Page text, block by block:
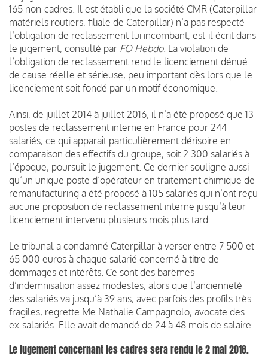
165 non-cadres. Il est établi que la société CMR (Caterpillar
matériels routiers, filiale de Caterpillar) n’a pas respecté
l’obligation de reclassement lui incombant, est-il écrit dans
le jugement, consulté par FO Hebdo. La violation de
l’obligation de reclassement rend le licenciement dénué
de cause réelle et sérieuse, peu important dès lors que le
licenciement soit fondé par un motif économique.
Ainsi, de juillet 2014 à juillet 2016, il n’a été proposé que 13
postes de reclassement interne en France pour 244
salariés, ce qui apparaît particulièrement dérisoire en
comparaison des effectifs du groupe, soit 2 300 salariés à
l’époque, poursuit le jugement. Ce dernier souligne aussi
qu’un unique poste d’opérateur en traitement chimique de
remanufacturing a été proposé à 105 salariés qui n’ont reçu
aucune proposition de reclassement interne jusqu’à leur
licenciement intervenu plusieurs mois plus tard.
Le tribunal a condamné Caterpillar à verser entre 7 500 et
65 000 euros à chaque salarié concerné à titre de
dommages et intérêts. Ce sont des barèmes
d’indemnisation assez modestes, alors que l’ancienneté
des salariés va jusqu’à 39 ans, avec parfois des profils très
fragiles, regrette Me Nathalie Campagnolo, avocate des
ex-salariés. Elle avait demandé de 24 à 48 mois de salaire.
Le jugement concernant les cadres sera rendu le 2 mai 2018.